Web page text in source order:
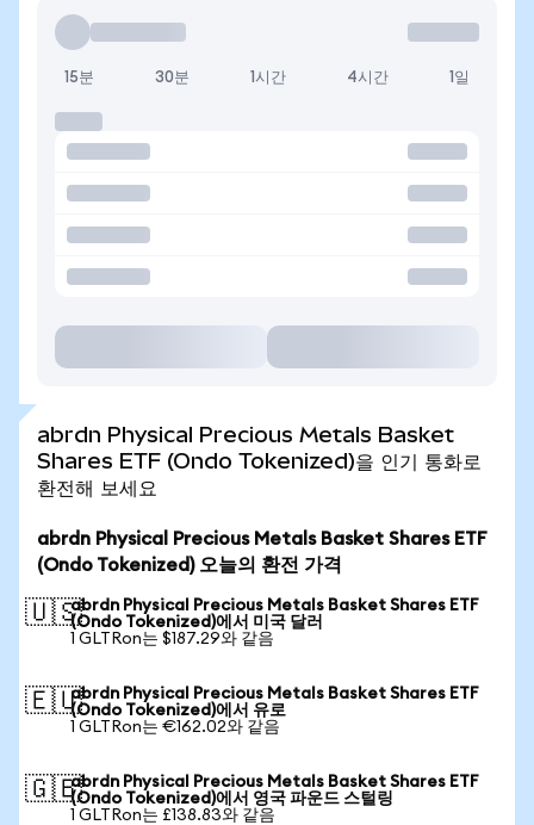
15분 30분 1시간 4시간 1일
abrdn Physical Precious Metals Basket
Shares ETF (Ondo Tokenized)을 인기 통화로
환전해 보세요
abrdn Physical Precious Metals Basket Shares ETF
(Ondo Tokenized) 오늘의 환전 가격
🇺🇸abrdn Physical Precious Metals Basket Shares ETF
(Ondo Tokenized)에서 미국 달러
1 GLTRon는 $187.29와 같음
🇪🇺abrdn Physical Precious Metals Basket Shares ETF
(Ondo Tokenized)에서 유로
1 GLTRon는 €162.02와 같음
🇬🇧abrdn Physical Precious Metals Basket Shares ETF
(Ondo Tokenized)에서 영국 파운드 스털링
1 GLTRon는 £138.83와 같음